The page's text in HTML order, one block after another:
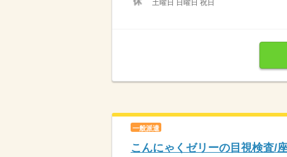
土曜日 日曜日 祝日
一般派遣
こんにゃくゼリーの目視検査/